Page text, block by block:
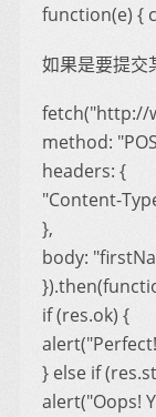
function(e) {
如果是要提交
fetch("http://
method:
headers: {
"Content-
},
body:
if (res.ok) {
} else if
alert("Oops!